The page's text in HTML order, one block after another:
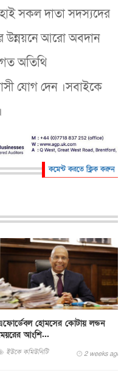
সকল দাতা সদস‍্যদের
উন্নয়নে আরো অবদান
অতিথি
যোগ দেন ।সবাইকে
কমেন্ট করতে ক্লিক করুন
হোমসের কোটায় লন্ডন
আংশি...
ইউকে কমিউনিটি 2 weeks ago